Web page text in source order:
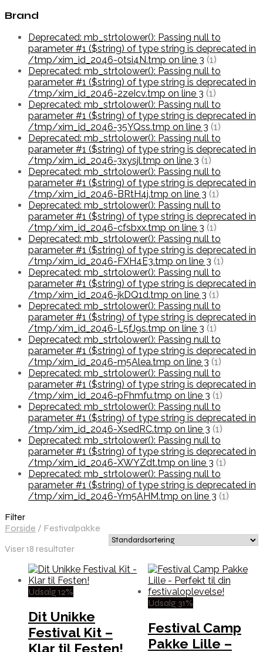
Brand
Deprecated: mb_strtolower(): Passing null to
parameter #1 ($string) of type string is deprecated in
/tmp/xim_id_2046-0tsi4N.tmp on line 3 (1)
Deprecated: mb_strtolower(): Passing null to
parameter #1 ($string) of type string is deprecated in
/tmp/xim_id_2046-2zeIcv.tmp on line 3 (1)
Deprecated: mb_strtolower(): Passing null to
parameter #1 ($string) of type string is deprecated in
/tmp/xim_id_2046-35YQss.tmp on line 3 (1)
Deprecated: mb_strtolower(): Passing null to
parameter #1 ($string) of type string is deprecated in
/tmp/xim_id_2046-3xysjl.tmp on line 3 (1)
Deprecated: mb_strtolower(): Passing null to
parameter #1 ($string) of type string is deprecated in
/tmp/xim_id_2046-BRtH4j.tmp on line 3 (1)
Deprecated: mb_strtolower(): Passing null to
parameter #1 ($string) of type string is deprecated in
/tmp/xim_id_2046-cfsbxx.tmp on line 3 (1)
Deprecated: mb_strtolower(): Passing null to
parameter #1 ($string) of type string is deprecated in
/tmp/xim_id_2046-FXH4E3.tmp on line 3 (1)
Deprecated: mb_strtolower(): Passing null to
parameter #1 ($string) of type string is deprecated in
/tmp/xim_id_2046-jkDQ1d.tmp on line 3 (1)
Deprecated: mb_strtolower(): Passing null to
parameter #1 ($string) of type string is deprecated in
/tmp/xim_id_2046-L5fJ9s.tmp on line 3 (1)
Deprecated: mb_strtolower(): Passing null to
parameter #1 ($string) of type string is deprecated in
/tmp/xim_id_2046-m5Alea.tmp on line 3 (1)
Deprecated: mb_strtolower(): Passing null to
parameter #1 ($string) of type string is deprecated in
/tmp/xim_id_2046-pFhmfu.tmp on line 3 (1)
Deprecated: mb_strtolower(): Passing null to
parameter #1 ($string) of type string is deprecated in
/tmp/xim_id_2046-XsedRC.tmp on line 3 (1)
Deprecated: mb_strtolower(): Passing null to
parameter #1 ($string) of type string is deprecated in
/tmp/xim_id_2046-XWYZdt.tmp on line 3 (1)
Deprecated: mb_strtolower(): Passing null to
parameter #1 ($string) of type string is deprecated in
/tmp/xim_id_2046-Ym5AHM.tmp on line 3 (1)
Filter
Forside / Festivalpakke
Viser 18 resultater
Udsalg 12%
Dit Unikke
Festival Kit –
Klar til Festen!
Udsalg 31%
Festival Camp
Pakke Lille –